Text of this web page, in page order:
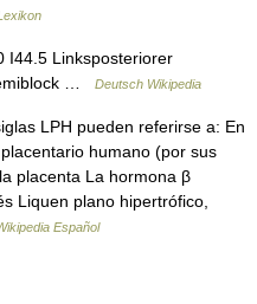
I44.5 Linksposteriorer
…
Deutsch Wikipedia
LPH pueden referirse a: En
humano (por sus
placenta La hormona β
Liquen plano hipertrófico,
Español